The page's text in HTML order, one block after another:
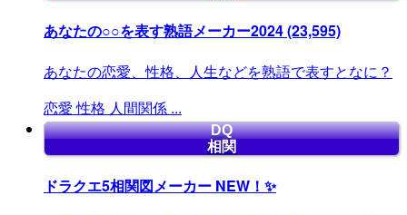
あなたの○○を表す熟語メーカー2024(23,595)
あなたの恋愛、性格、人生などを熟語で表すとなに？
恋愛 性格 人間関係 ...
DQ
相関
ドラクエ5相関図メーカー NEW！✨